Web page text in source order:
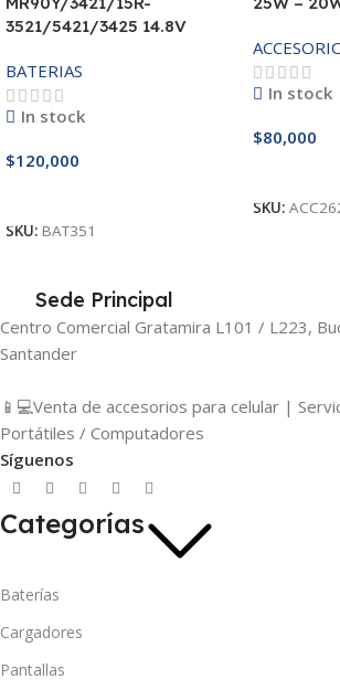
3521/5421/3425 14.8V
BATERIAS
In stock
$120,000
SKU: BAT351
In stock
$80,000
SKU:
Sede Principal
Centro Comercial Gratamira L101 / L223,
Santander
📱💻Venta de accesorios para celular |
Portátiles / Computadores
Síguenos
Categorías
Baterías
Cargadores
Pantallas